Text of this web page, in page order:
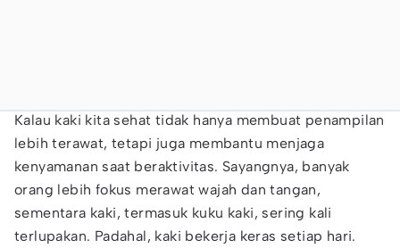
Kalau kaki kita sehat tidak hanya membuat penampilan
lebih terawat, tetapi juga membantu menjaga
kenyamanan saat beraktivitas. Sayangnya, banyak
orang lebih fokus merawat wajah dan tangan,
sementara kaki, termasuk kuku kaki, sering kali
terlupakan. Padahal, kaki bekerja keras setiap hari.